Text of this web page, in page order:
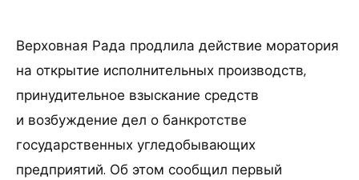
Верховная Рада продлила действие моратория
на открытие исполнительных производств,
принудительное взыскание средств
и возбуждение дел о банкротстве
государственных угледобывающих
предприятий. Об этом сообщил первый